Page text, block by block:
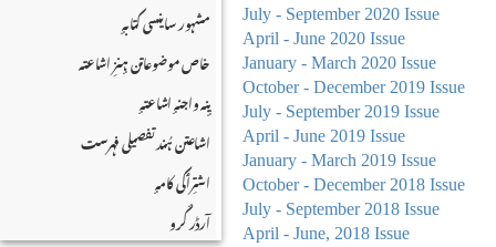
مشہور ساینسی کتابہٕ
خاص موضوعاتن ہٕنزِ اشاعتہ
یٕنہ واجنہٕ اشاعتہٕ
اشاعتن ہُند تفصیلی فہرست
اشتِرٲکی کامہٕ
آرڈر کٔرو
July - September 2020 Issue
April - June 2020 Issue
January - March 2020 Issue
October - December 2019 Issue
July - September 2019 Issue
April - June 2019 Issue
January - March 2019 Issue
October - December 2018 Issue
July - September 2018 Issue
April - June, 2018 Issue